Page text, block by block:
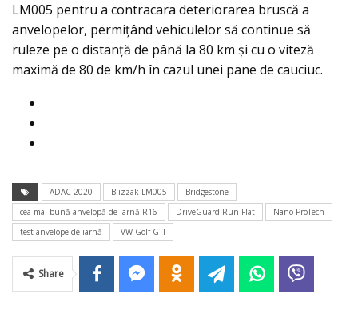
LM005 pentru a contracara deteriorarea bruscă a
anvelopelor, permițând vehiculelor să continue să
ruleze pe o distanţă de până la 80 km şi cu o viteză
maximă de 80 de km/h în cazul unei pane de cauciuc.
ADAC 2020 Blizzak LM005
Bridgestone
cea mai bună anvelopă de iarnă R16
DriveGuard Run Flat
Nano ProTech
test anvelope de iarnă
VW Golf GTI
Share